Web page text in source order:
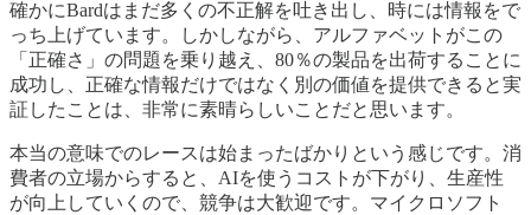
確かにBardはまだ多くの不正解を吐き出し、時には情報をで
っち上げています。しかしながら、アルファベットがこの
「正確さ」の問題を乗り越え、80％の製品を出荷することに
成功し、正確な情報だけではなく別の価値を提供できると実
証したことは、非常に素晴らしいことだと思います。
本当の意味でのレースは始まったばかりという感じです。消
費者の立場からすると、AIを使うコストが下がり、生産性
が向上していくので、競争は大歓迎です。マイクロソフト